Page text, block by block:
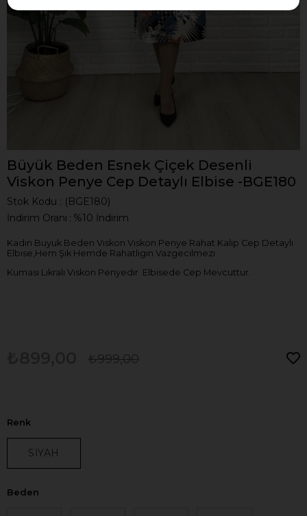
Büyük Beden Esnek Çiçek Desenli
Viskon Penye Cep Detaylı Elbise -BGE180
Stok Kodu
(BGE180)
İndirim Oranı : %10 İndirim
Kadın Buyuk Beden Vıskon Vıskon Penye Rahat Kalıp Cep Detaylı
Elbıse,Hem Şık Hemde Rahatlıgın Vazgecılmezı .
Kuması Lıkralı Vıskon Penyedır .Elbisede Cep Mevcuttur.
₺999,00
Renk
SİYAH
Beden